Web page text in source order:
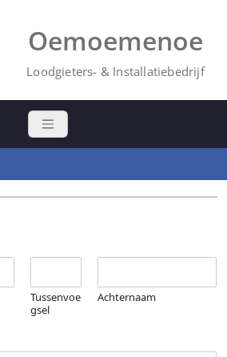
Oemoemenoe
Loodgieters- & Installatiebedrijf
Tussenvoe
gsel
Achternaam